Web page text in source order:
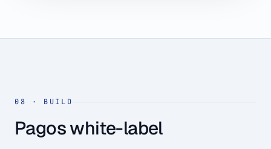
08 · BUILD
Pagos white-label